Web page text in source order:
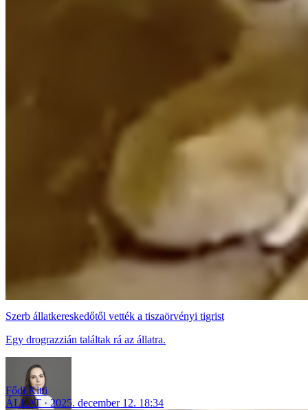
Szerb állatkereskedőtől vették a tiszaörvényi tigrist
Egy drograzzián találtak rá az állatra.
Fődi Kitti
ÁLLAT
2025. december 12. 18:34